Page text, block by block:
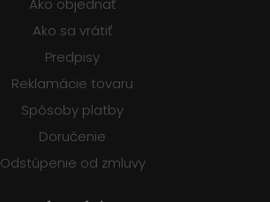
Ako objednať
Ako sa vrátiť
Predpisy
Reklamácie tovaru
Spôsoby platby
Doručenie
Odstúpenie od zmluvy